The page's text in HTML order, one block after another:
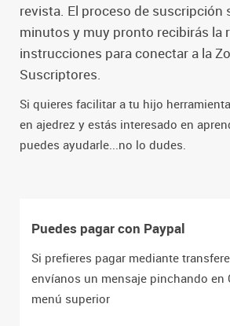
revista. El proceso de suscripción
minutos y muy pronto recibirás la
instrucciones para conectar a la
Suscriptores.
Si quieres facilitar a tu hijo
en ajedrez y estás interesado en
puedes ayudarle...no lo dudes.
Puedes pagar con Paypal
Si prefieres pagar mediante
envíanos un mensaje pinchando en
menú superior